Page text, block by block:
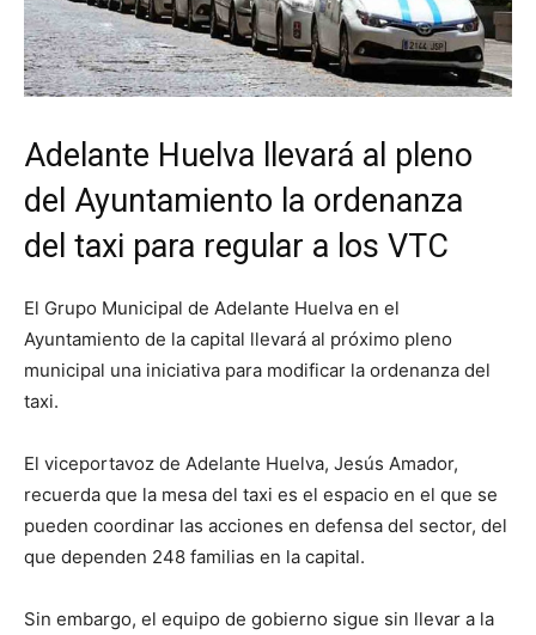
Adelante Huelva llevará al pleno
del Ayuntamiento la ordenanza
del taxi para regular a los VTC
El Grupo Municipal de Adelante Huelva en el
Ayuntamiento de la capital llevará al próximo pleno
municipal una iniciativa para modificar la ordenanza del
taxi.
El viceportavoz de Adelante Huelva, Jesús Amador,
recuerda que la mesa del taxi es el espacio en el que se
pueden coordinar las acciones en defensa del sector, del
que dependen 248 familias en la capital.
Sin embargo, el equipo de gobierno sigue sin llevar a la